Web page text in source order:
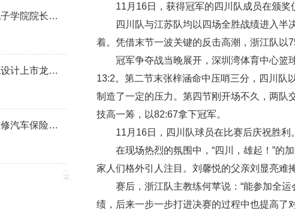
法兰克福孔子学院院长四十多年的中文情怀:活到老,学到老
盘点！景观设计上市龙头股票名单合集（2025/11/14）
汽车故障维修汽车保险杠？
11月16日，获得冠军的四川队成员在颁
四川队与江苏队均以四场全胜战绩进入
着。凭借末节一波关键的反击高潮，浙江队以
冠军争夺战当晚展开，深圳湾体育中心篮
13:2。第二节末张梓涵命中压哨三分，四川队
制造了一定的压力。第四节刚开场不久，两队
技高一筹，以82:67拿下冠军。
11月16日，四川队球员在比赛后庆祝胜利
在现场热烈的氛围中，“四川，雄起！”的
家人们格外引人注目。刘馨悦的父亲刘显亮难
赛后，浙江队主教练何苹说：“能参加全
绩，后来一步一步打进决赛的过程中也提高了